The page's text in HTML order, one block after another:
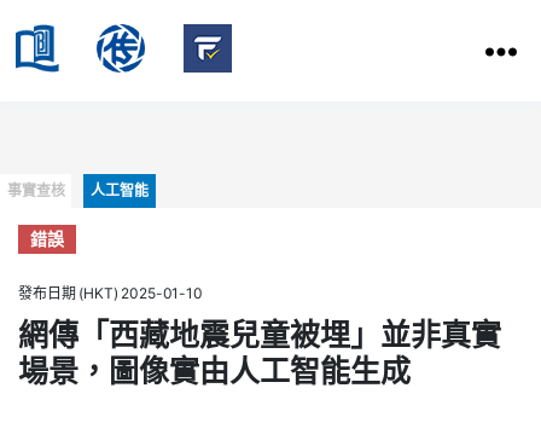
HKBU
of
Communication
Categories
事實查核 人工智能
錯誤
發布日期 (HKT) 2025-01-10
網傳「西藏地震兒童被埋」並非真實
場景，圖像實由人工智能生成